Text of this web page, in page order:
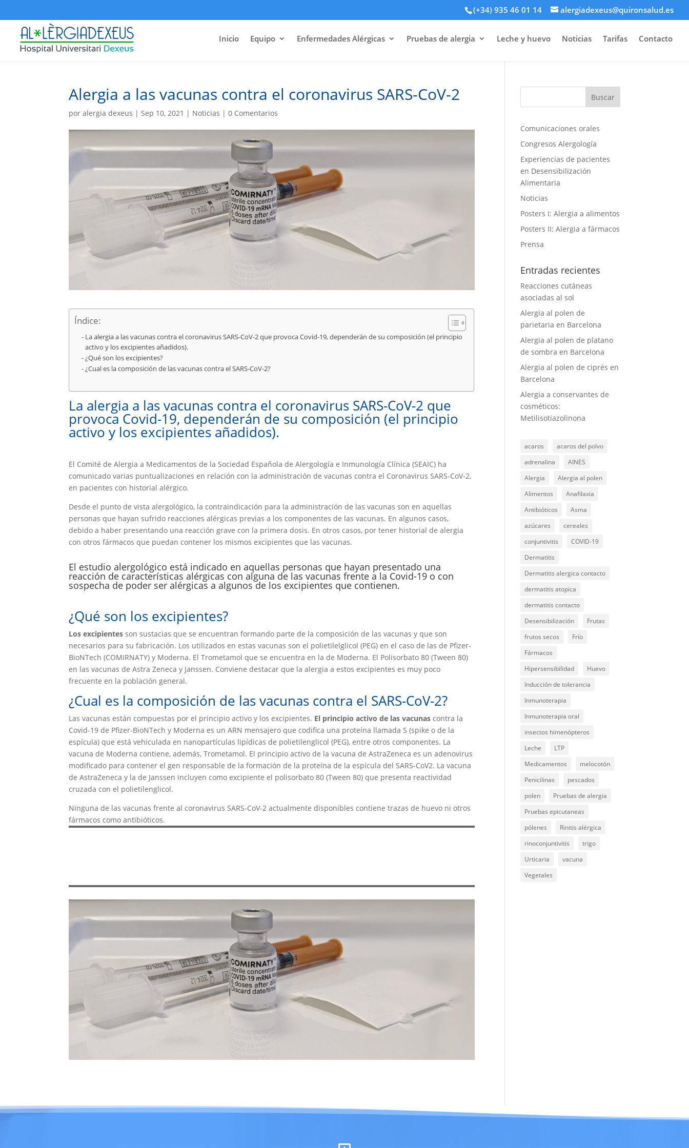
(+34) 935 46 01 14 alergiadexeus@quironsalud.es
Inicio Equipo Enfermedades Alérgicas Pruebas de alergia Leche y huevo Noticias Tarifas Contacto
Alergia a las vacunas contra el coronavirus SARS-CoV-2
poralergia dexeus |Sep 10, 2021 | Noticias |0 Comentarios
Índice:
La alergia a las vacunas contra el coronavirus SARS-CoV-2 que provoca Covid-19, dependerán de su composición (el principio
activo y los excipientes añadidos).
¿Qué son los excipientes?
¿Cual es la composición de las vacunas contra el SARS-CoV-2?
La alergia a las vacunas contra el coronavirus SARS-CoV-2 que
provoca Covid-19, dependerán de su composición (el principio
activo y los excipientes añadidos).
El Comité de Alergia a Medicamentos de la Sociedad Española de Alergología e Inmunología Clínica (SEAIC) ha
comunicado varias puntualizaciones en relación con la administración de vacunas contra el Coronavirus SARS-CoV-2,
en pacientes con historial alérgico.
Desde el punto de vista alergológico, la contraindicación para la administración de las vacunas son en aquellas
personas que hayan sufrido reacciones alérgicas previas a los componentes de las vacunas. En algunos casos,
debido a haber presentando una reacción grave con la primera dosis. En otros casos, por tener historial de alergia
con otros fármacos que puedan contener los mismos excipientes que las vacunas.
El estudio alergológico está indicado en aquellas personas que hayan presentado una
reacción de características alérgicas con alguna de las vacunas frente a la Covid-19 o con
sospecha de poder ser alérgicas a algunos de los excipientes que contienen.
¿Qué son los excipientes?
Los excipientesson sustacias que se encuentran formando parte de la composición de las vacunas y que son
necesarios para su fabricación. Los utilizados en estas vacunas son el polietilelglicol (PEG) en el caso de las de Pfizer-
BioNTech (COMIRNATY) y Moderna. El Trometamol que se encuentra en la de Moderna. El Polisorbato 80 (Tween 80)
en las vacunas de Astra Zeneca y Janssen. Conviene destacar que la alergia a estos excipientes es muy poco
frecuente en la población general.
¿Cual es la composición de las vacunas contra el SARS-CoV-2?
Las vacunas están compuestas por el principio activo y los excipientes. El principio activo de las vacunas contra la
Covid-19 de Pfizer-BioNTech y Moderna es un ARN mensajero que codifica una proteína llamada S (spike o de la
espícula) que está vehiculada en nanopartículas lipídicas de polietilenglicol (PEG), entre otros componentes. La
vacuna de Moderna contiene, además, Trometamol. El principio activo de la vacuna de AstraZeneca es un adenovirus
modificado para contener el gen responsable de la formación de la proteína de la espícula del SARS-CoV2. La vacuna
de AstraZeneca y la de Janssen incluyen como excipiente el polisorbato 80 (Tween 80) que presenta reactividad
cruzada con el polietilenglicol.
Ninguna de las vacunas frente al coronavirus SARS-CoV-2 actualmente disponibles contiene trazas de huevo ni otros
fármacos como antibióticos.
Comunicaciones orales
Congresos Alergología
Experiencias de pacientes
en Desensibilización
Alimentaria
Noticias
Posters I: Alergia a alimentos
Posters II: Alergia a fármacos
Prensa
Entradas recientes
Reacciones cutáneas
asociadas al sol
Alergia al polen de
parietaria en Barcelona
Alergia al polen de platano
de sombra en Barcelona
Alergia al polen de ciprés en
Barcelona
Alergia a conservantes de
cosméticos:
Metilisotiazolinona
acaros
acaros del polvo
adrenalina
AINES
Alergia
Alergia al polen
Alimentos
Anafilaxia
Antibióticos
Asma
azúcares
cereales
conjuntivitis
COVID-19
Dermatitis
Dermatitis alergica contacto
dermatitis atopica
dermatitis contacto
Desensibilización
Frutas
frutos secos
Frío
Fármacos
Hipersensibilidad
Huevo
Inducción de tolerancia
Inmunoterapia
Inmunoterapia oral
insectos himenópteros
Leche
LTP
Medicamentos
melocotón
Penicilinas
pescados
polen
Pruebas de alergia
Pruebas epicutaneas
pólenes
Rinitis alérgica
rinoconjuntivitis
trigo
Urticaria
vacuna
Vegetales